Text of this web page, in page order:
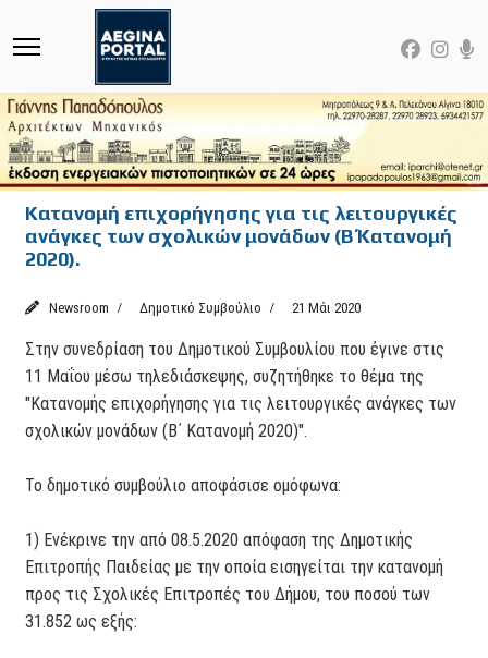
Κατανομή επιχορήγησης για τις λειτουργικές
ανάγκες των σχολικών μονάδων (Β΄ Κατανομή
2020).
Newsroom Δημοτικό Συμβούλιο 21 Μάι 2020
Στην συνεδρίαση του Δημοτικού Συμβουλίου που έγινε στις
11 Μαΐου μέσω τηλεδιάσκεψης, συζητήθηκε το θέμα της
"Κατανομής επιχορήγησης για τις λειτουργικές ανάγκες των
σχολικών μονάδων (Β΄ Κατανομή 2020)".
Το δημοτικό συμβούλιο αποφάσισε ομόφωνα:
1) Ενέκρινε την από 08.5.2020 απόφαση της Δημοτικής
Επιτροπής Παιδείας με την οποία εισηγείται την κατανομή
προς τις Σχολικές Επιτροπές του Δήμου, του ποσού των
31.852 ως εξής: